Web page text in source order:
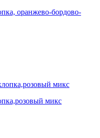
оранжево-бордово-
микс